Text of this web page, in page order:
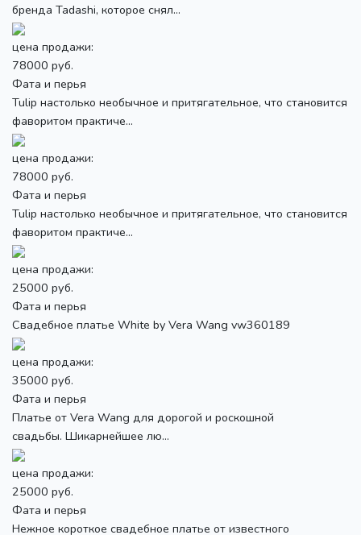
бренда Tadashi, которое снял...
цена продажи:
78000 руб.
Фата и перья
Tulip настолько необычное и притягательное, что становится
фаворитом практиче...
цена продажи:
78000 руб.
Фата и перья
Tulip настолько необычное и притягательное, что становится
фаворитом практиче...
цена продажи:
25000 руб.
Фата и перья
Свадебное платье White by Vera Wang vw360189
цена продажи:
35000 руб.
Фата и перья
Платье от Vera Wang для дорогой и роскошной
свадьбы. Шикарнейшее лю...
цена продажи:
25000 руб.
Фата и перья
Нежное короткое свадебное платье от известного